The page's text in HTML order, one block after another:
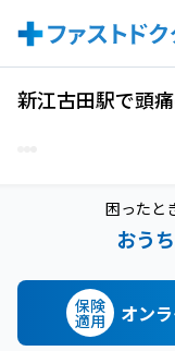
新江古田駅で頭
困ったと
おう
保険
適用 オン